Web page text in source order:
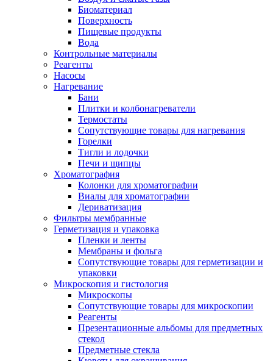
Биоматериал
Поверхность
Пищевые продукты
Вода
Контрольные материалы
Реагенты
Насосы
Нагревание
Бани
Плитки и колбонагреватели
Термостаты
Сопутствующие товары для нагревания
Горелки
Тигли и лодочки
Печи и щипцы
Хроматография
Колонки для хроматографии
Виалы для хроматографии
Дериватизация
Фильтры мембранные
Герметизация и упаковка
Пленки и ленты
Мембраны и фольга
Сопутствующие товары для герметизации и
упаковки
Микроскопия и гистология
Микроскопы
Сопутствующие товары для микроскопии
Реагенты
Презентационные альбомы для предметных
стекол
Предметные стекла